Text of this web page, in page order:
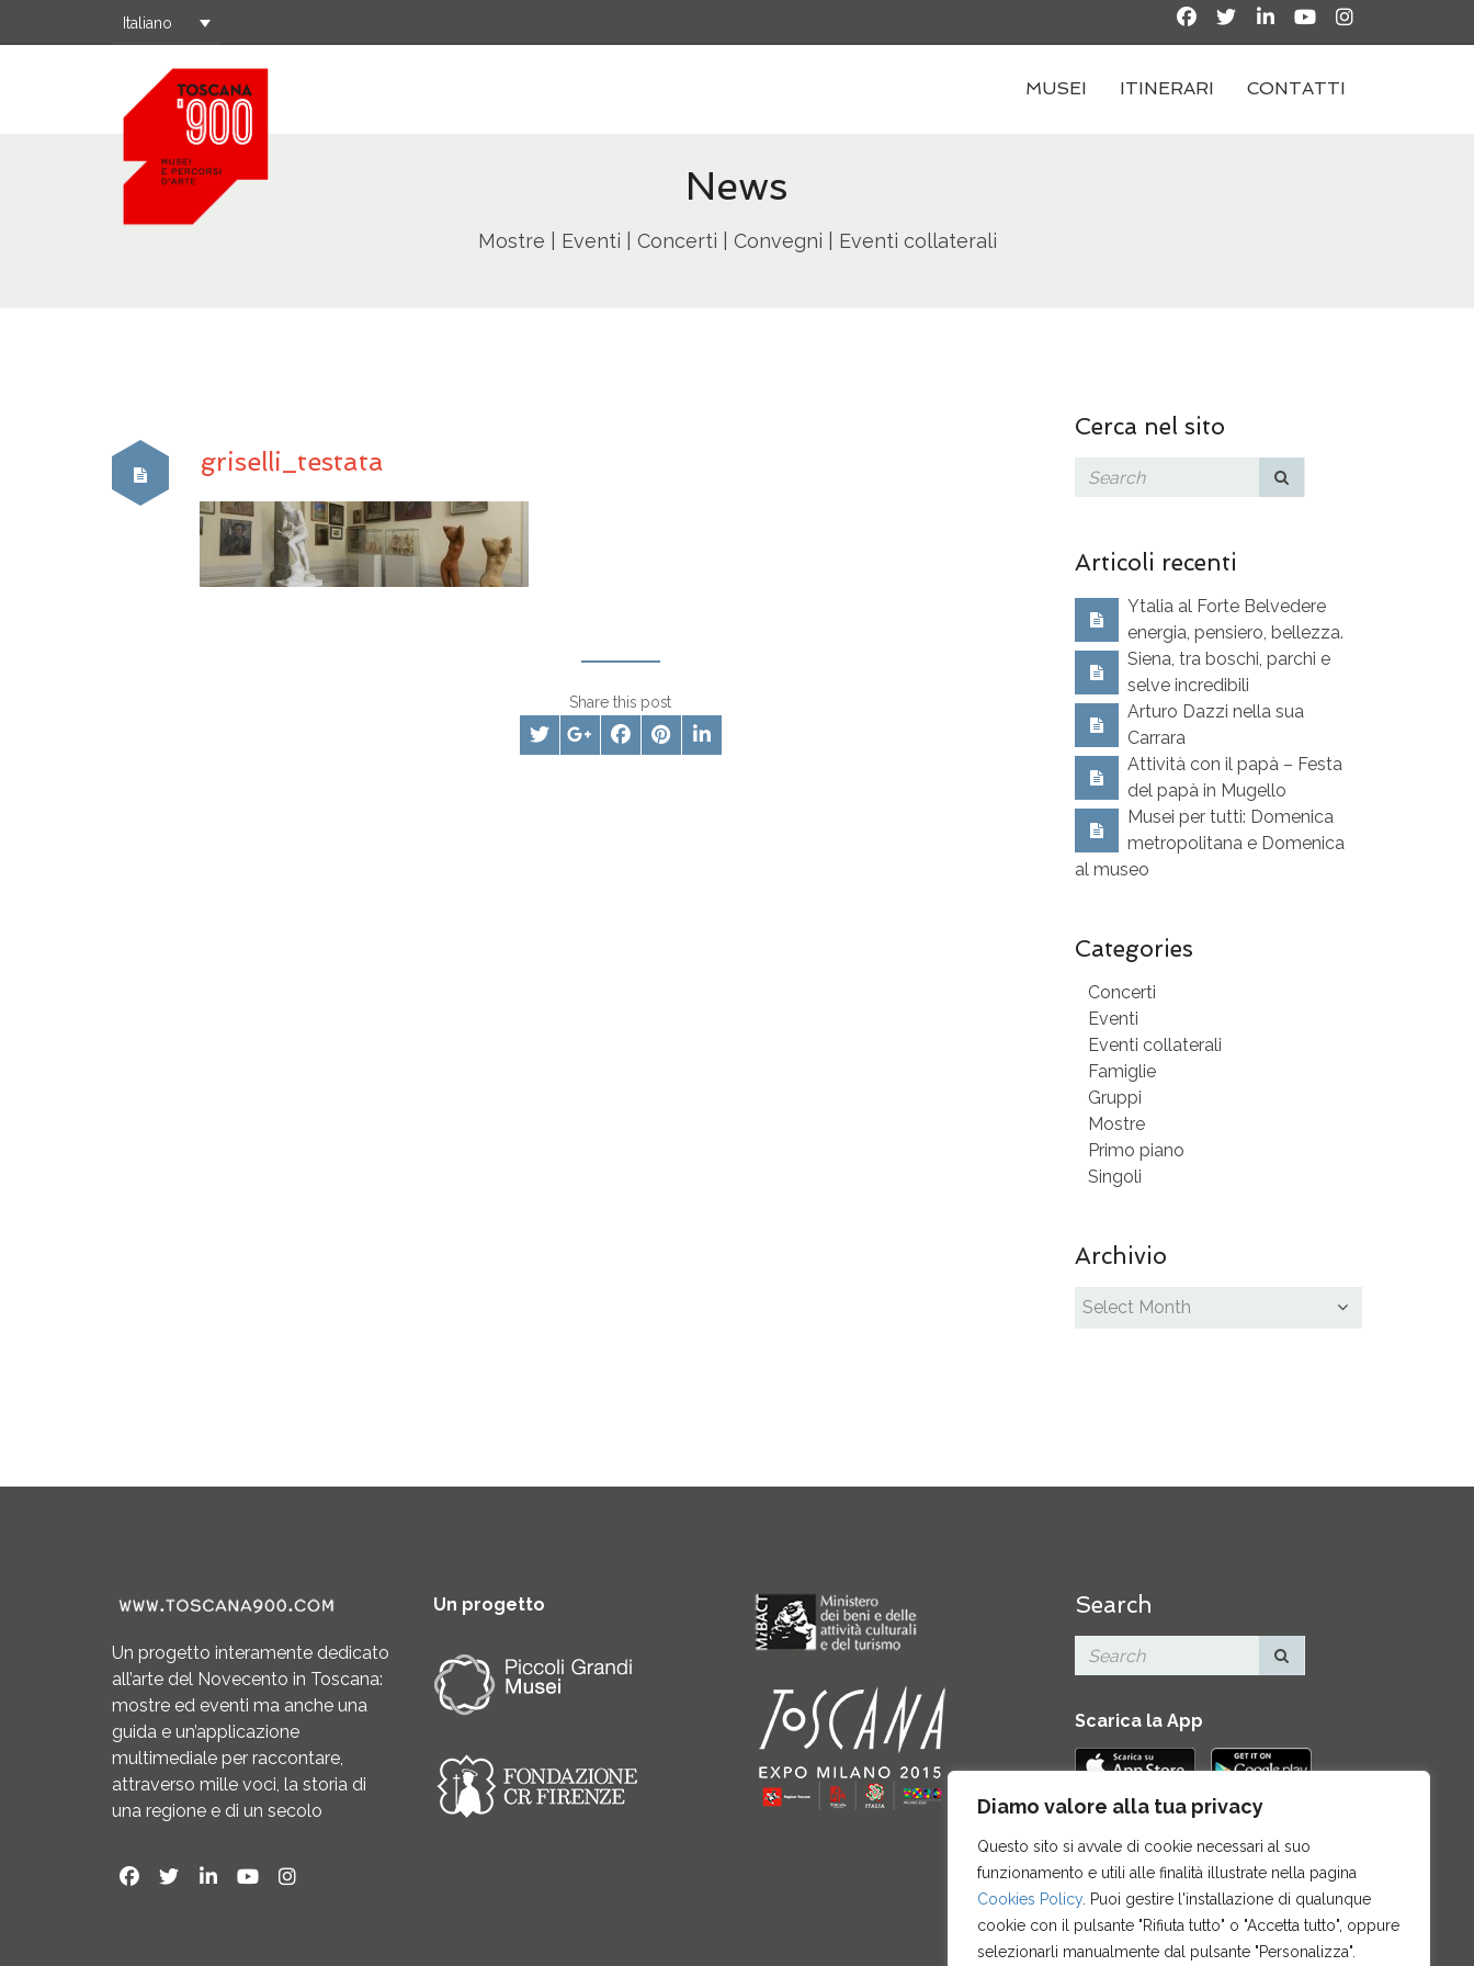
Diamo valore alla tua privacy
Questo sito si avvale di cookie necessari al suo
funzionamento e utili alle finalità illustrate nella pagina
Cookies Policy. Puoi gestire l'installazione di qualunque
cookie con il pulsante "Rifiuta tutto" o "Accetta tutto", oppure
selezionarli manualmente dal pulsante "Personalizza".
Italiano
MUSEI ITINERARI CONTATTI
News
Mostre | Eventi | Concerti | Convegni | Eventi collaterali
griselli_testata
Share this post
Cerca nel sito
Articoli recenti
Ytalia al Forte Belvedere
energia, pensiero, bellezza.
Siena, tra boschi, parchi e
selve incredibili
Arturo Dazzi nella sua
Carrara
Attività con il papà – Festa
del papà in Mugello
Musei per tutti: Domenica
metropolitana e Domenica
al museo
Categories
Concerti
Eventi
Eventi collaterali
Famiglie
Gruppi
Mostre
Primo piano
Singoli
Archivio
Un progetto interamente dedicato
all’arte del Novecento in Toscana:
mostre ed eventi ma anche una
guida e un’applicazione
multimediale per raccontare,
attraverso mille voci, la storia di
una regione e di un secolo
Un progetto Search
Scarica la App
sito|Credits|Privacy e note legali
Archivio News|Cookie policy